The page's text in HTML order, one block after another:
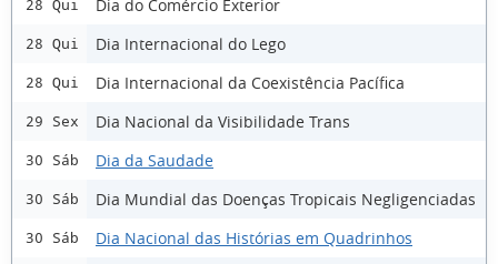
28 Qui Dia do Comércio Exterior
28 Qui Dia Internacional do Lego
28 Qui Dia Internacional da Coexistência Pacífica
29 Sex Dia Nacional da Visibilidade Trans
30 Sáb Dia da Saudade
30 Sáb Dia Mundial das Doenças Tropicais Negligenciadas
30 Sáb Dia Nacional das Histórias em Quadrinhos